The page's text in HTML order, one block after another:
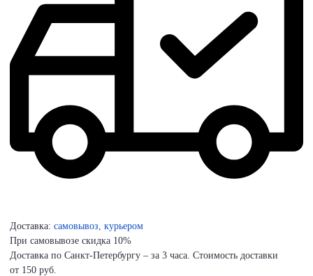
Доставка: самовывоз, курьером
При самовывозе скидка 10%
Доставка по Санкт-Петербургу – за 3 часа. Стоимость доставки
от 150 руб.